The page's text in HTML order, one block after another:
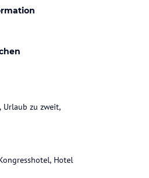
Urlaub zu zweit,
Hotel